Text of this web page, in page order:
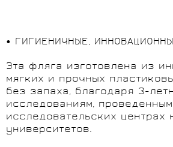
• ГИГИЕНИЧНЫЕ,
Эта фляга изготовлена из
мягких и прочных
без запаха, благодаря 3-
исследованиям,
исследовательских центрах
университетов.